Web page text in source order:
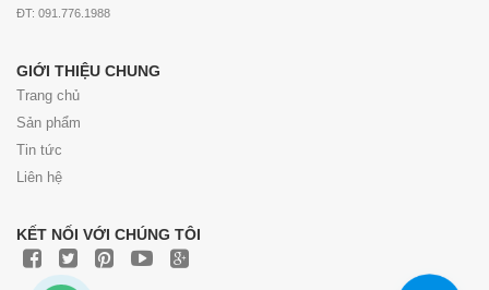
ĐT: 091.776.1988
GIỚI THIỆU CHUNG
Trang chủ
Sản phẩm
Tin tức
Liên hệ
KẾT NỐI VỚI CHÚNG TÔI